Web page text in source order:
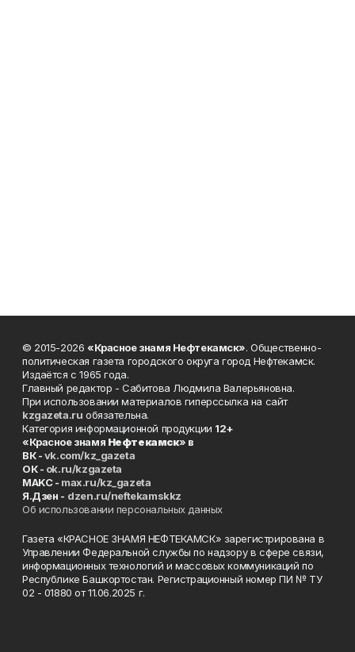
© 2015-2026 «Красное знамя Нефтекамск». Общественно-
политическая газета городского округа город Нефтекамск.
Издаётся с 1965 года.
Главный редактор - Сабитова Людмила Валерьяновна.
При использовании материалов гиперссылка на сайт
kzgazeta.ru обязательна.
Категория информационной продукции 12+
«Красное знамя Нефтекамск» в
ВК -vk.com/kz_gazeta
ОК - ok.ru/kzgazeta
MAKC - max.ru/kz_gazeta
Я.Дзен - dzen.ru/neftekamskkz
Об использовании персональных данных
Газета «КРАСНОЕ ЗНАМЯ НЕФТЕКАМСК» зарегистрирована в
Управлении Федеральной службы по надзору в сфере связи,
информационных технологий и массовых коммуникаций по
Республике Башкортостан. Регистрационный номер ПИ № ТУ
02 - 01880 от 11.06.2025 г.